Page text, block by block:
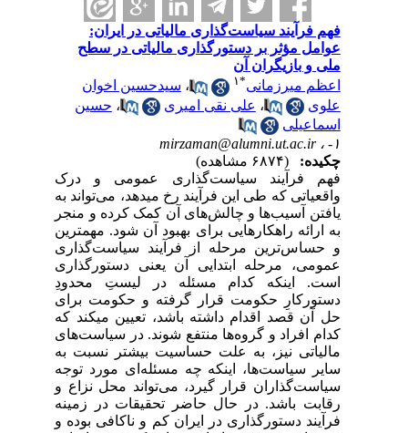
فهم فرآیند سیاست‌گذاری مالیاتی در ایران:
عوامل مؤثر بر دستورگذاری مالیاتی در سطح
ملی و بازیگران آن
اعظم میرزمانی
۱ ،سیدحسین اخوان
علوی
،علی نقی امیری ،حسین
اسماعیلی
mirzaman@alumni.ut.ac.ir
چکیده:
فهم فرآیند سیاست‌گذاری عمومی و درک
واقعیاتی که طی این فرآیند رخ می­دهد، می‌تواند به
یافتن آسیب‌ها و چالش‌های آن کمک کرده و منجر
به ارائه راهکارهایی برای بهبود آن شود. مهمترین
و حساس‌ترین مرحله از فرآیند سیاست‌گذاری
عمومی، مرحله ابتدایی آن یعنی دستورگذاری
است. اینکه کدام مسئله در لیستِ محدودِ
دستورکارِ حکومت قرار گرفته و حکومت برای
حل آن قصد اقدام داشته باشد، تعیین می­کند که
کدام افراد و گروه‌ها منتفع شوند.در سیاست‌های
مالیاتی نیز، به علت حساسیت بیشتر نسبت به
سایر سیاست‌ها، اینکه چه مسئله‌ای مورد توجه
سیاست‌گذاران قرار گیرد، می‌تواند محل نزاع و
رقابت باشد. در حال حاضر تحقیقات در زمینه
فرآیند دستورگذاری در ایران کم و ناکافی بوده و